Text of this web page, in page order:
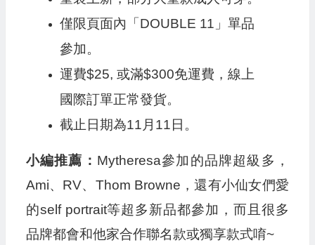
僅限頁面內「DOUBLE 11」單品
參加。
運費$25, 或滿$300免運費，線上
國際訂單正常發貨。
截止日期為11月11日。
小編推薦： Mytheresa參加的品牌超級多，
Ami、RV、Thom Browne，還有小仙女們愛
的self portrait等超多新品都參加，而且很多
品牌都會和他家合作聯名款或獨享款式唷~